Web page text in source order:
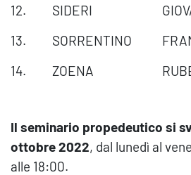
12.
SIDERI
13.
SORRENTINO
14.
ZOENA
Il seminario propedeutico si
ottobre 2022, dal lunedì al
alle 18:00.